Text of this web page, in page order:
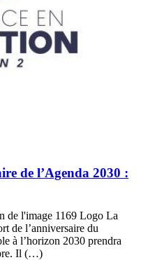
de l’Agenda 2030 :
de l'image 1169 Logo La
de l’anniversaire du
à l’horizon 2030 prendra
Il (…)